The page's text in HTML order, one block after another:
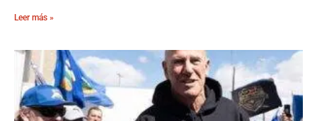
Leer más »